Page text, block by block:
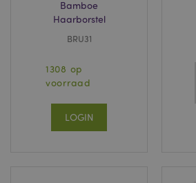
Bamboe
Haarborstel
BRU31
1308 op
voorraad
LOGIN